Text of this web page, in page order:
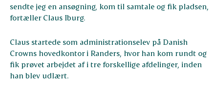
sendte jeg en ansøgning, kom til samtale og fik pladsen,
fortæller Claus Iburg.
Claus startede som administrationselev på Danish
Crowns hovedkontor i Randers, hvor han kom rundt og
fik prøvet arbejdet af i tre forskellige afdelinger, inden
han blev udlært.